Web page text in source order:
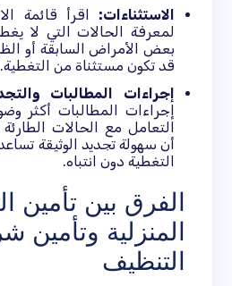
الاستثناءات:
اقرأ قائمة
لمعرفة الحالات التي لا
بعض الأمراض السابقة أو
قد تكون مستثناة من التغطية.
إجراءات المطالبات
إجراءات المطالبات أكثر
التعامل مع الحالات
أن سهولة تجديد الوثيقة
التغطية دون انتباه.
الفرق بين تأمين
المنزلية وتأمين
التنظيف